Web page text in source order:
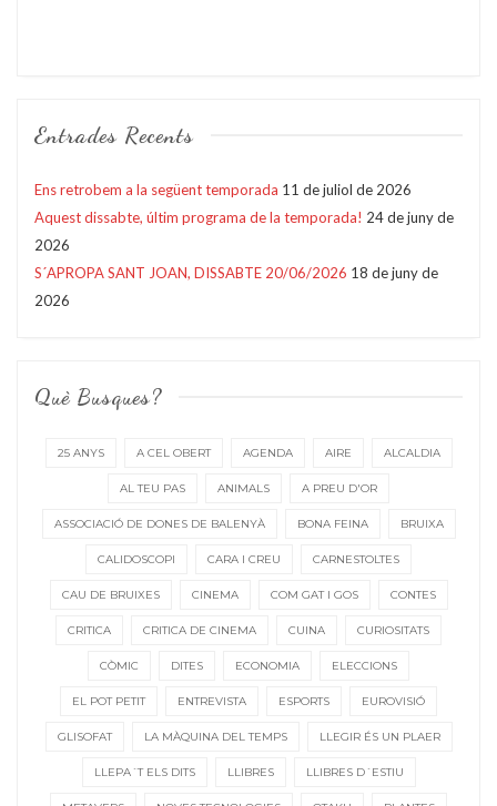
Entrades Recents
Ens retrobem a la següent temporada 11 de juliol de 2026
Aquest dissabte, últim programa de la temporada! 24 de juny de
2026
S´APROPA SANT JOAN, DISSABTE 20/06/2026 18 de juny de
2026
Què Busques?
25 ANYS A CEL OBERT AGENDA AIRE ALCALDIA
AL TEU PAS ANIMALS A PREU D'OR
ASSOCIACIÓ DE DONES DE BALENYÀ BONA FEINA BRUIXA
CALIDOSCOPI CARA I CREU CARNESTOLTES
CAU DE BRUIXES CINEMA COM GAT I GOS CONTES
CRITICA CRITICA DE CINEMA CUINA CURIOSITATS
CÒMIC DITES ECONOMIA ELECCIONS
EL POT PETIT ENTREVISTA ESPORTS EUROVISIÓ
GLISOFAT LA MÀQUINA DEL TEMPS LLEGIR ÉS UN PLAER
LLEPA´T ELS DITS LLIBRES LLIBRES D´ESTIU